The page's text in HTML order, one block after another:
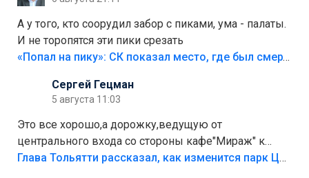
А у того, кто соорудил забор с пиками, ума - палаты.
И не торопятся эти пики срезать
«Попал на пику»: СК показал место, где был смертельно травмирован ребенок в Тольятти
Сергей Гецман
5 августа 11:03
Это все хорошо,а дорожку,ведущую от
центрального входа со стороны кафе"Мираж" к
аттракционам слабо доделать?А то бордюры
Глава Тольятти рассказал, как изменится парк Центрального района